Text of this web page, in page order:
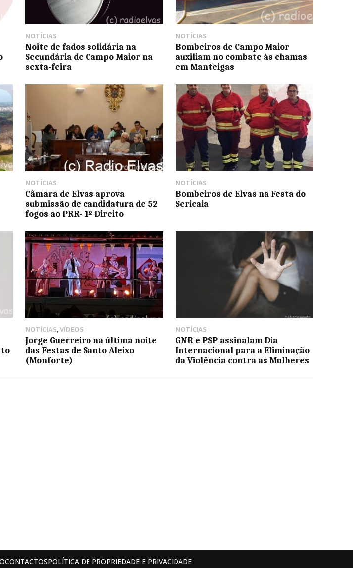
NOTÍCIAS
Noite de fados solidária na
Secundária de Campo Maior na
sexta-feira
NOTÍCIAS
Bombeiros de Campo Maior
auxiliam no combate às chamas
em Manteigas
NOTÍCIAS
Câmara de Elvas aprova
submissão de candidatura de 52
fogos ao PRR- 1º Direito
NOTÍCIAS
Bombeiros de Elvas na Festa do
Sericaia
NOTÍCIAS,VÍDEOS
Jorge Guerreiro na última noite
das Festas de Santo Aleixo
(Monforte)
NOTÍCIAS
GNR e PSP assinalam Dia
Internacional para a Eliminação
da Violência contra as Mulheres
CONTACTOSPOLÍTICA DE PROPRIEDADE E PRIVACIDADE